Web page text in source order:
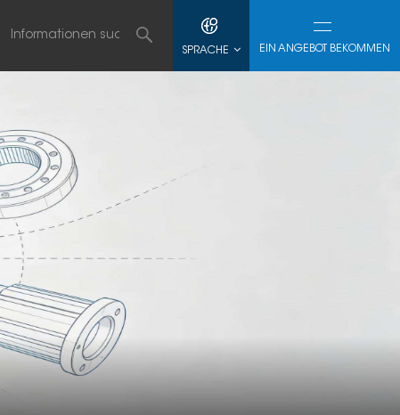
EIN ANGEBOT BEKOMMEN
SPRACHE